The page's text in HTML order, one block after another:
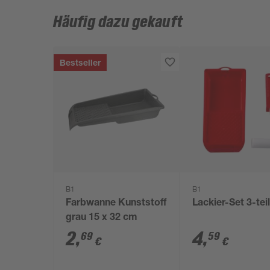
Häufig dazu gekauft
Bestseller
B1
Farbwanne Kunststoff
grau 15 x 32 cm
2,69 €
B1
Lackier-Set 3-
4,59 €